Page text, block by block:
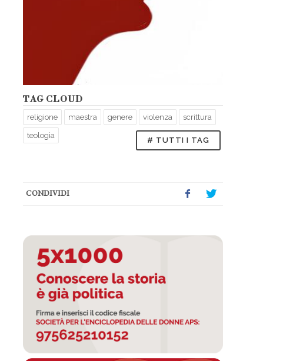
TAG CLOUD
religione maestra genere violenza scrittura
teologia
# TUTTI I TAG
CONDIVIDI